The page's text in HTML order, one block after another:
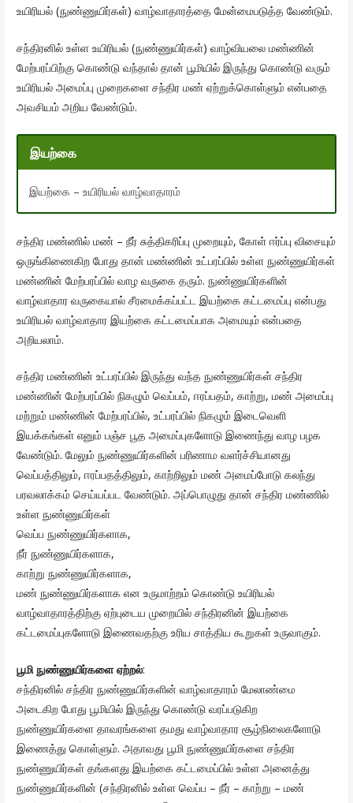
உயிரியல் (நுண்ணுயிர்கள்) வாழ்வாதாரத்தை மேன்மைபடுத்த வேண்டும்.
சந்திரனில் உள்ள உயிரியல் (நுண்ணுயிர்கள்) வாழ்வியலை மண்ணின்
மேற்பரப்பிற்கு கொண்டு வந்தால் தான் பூமியில் இருந்து கொண்டு வரும்
உயிரியல் அமைப்பு முறைகளை சந்திர மண் ஏற்றுக்கொள்ளும் என்பதை
அவசியம் அறிய வேண்டும்.
இயற்கை
இயற்கை – உயிரியல் வாழ்வாதாரம்
சந்திர மண்ணில் மண் – நீர் சுத்திகரிப்பு முறையும், கோள் ஈர்ப்பு விசையும்
ஒருங்கிணைகிற போது தான் மண்ணின் உட்பரப்பில் உள்ள நுண்ணுயிர்கள்
மண்ணின் மேற்பரப்பில் வாழ வருகை தரும். நுண்ணுயிர்களின்
வாழ்வாதார வருகையால் சீரமைக்கப்பட்ட இயற்கை கட்டமைப்பு என்பது
உயிரியல் வாழ்வாதார இயற்கை கட்டமைப்பாக அமையும் என்பதை
அறியலாம்.
சந்திர மண்ணின் உட்பரப்பில் இருந்து வந்த நுண்ணுயிர்கள் சந்திர
மண்ணின் மேற்பரப்பில் நிகழும் வெப்பம், ஈரப்பதம், காற்று, மண் அமைப்பு
மற்றும் மண்ணின் மேற்பரப்பில், உட்பரப்பில் நிகழும் இடைவெளி
இயக்கங்கள் எனும் பஞ்ச பூத அமைப்புகளோடு இணைந்து வாழ பழக
வேண்டும். மேலும் நுண்ணுயிர்களின் பரிணாம வளர்ச்சியானது
வெப்பத்திலும், ஈரப்பதத்திலும், காற்றிலும் மண் அமைப்போடு கலந்து
பரவலாக்கம் செய்யப்பட வேண்டும். அப்பொழுது தான் சந்திர மண்ணில்
உள்ள நுண்ணுயிர்கள்
வெப்ப நுண்ணுயிர்களாக,
நீர் நுண்ணுயிர்களாக,
காற்று நுண்ணுயிர்களாக,
மண் நுண்ணுயிர்களாக என உருமாற்றம் கொண்டு உயிரியல்
வாழ்வாதாரத்திற்கு ஏற்புடைய முறையில் சந்திரனின் இயற்கை
கட்டமைப்புகளோடு இணைவதற்கு உரிய சாத்திய கூறுகள் உருவாகும்.
பூமி நுண்ணுயிர்களை ஏற்றல்:
சந்திரனில் சந்திர நுண்ணுயிர்களின் வாழ்வாதாரம் மேலாண்மை
அடைகிற போது பூமியில் இருந்து கொண்டு வரப்படுகிற
நுண்ணுயிர்களை தாவரங்களை தமது வாழ்வாதார சூழ்நிலைகளோடு
இணைத்து கொள்ளும். அதாவது பூமி நுண்ணுயிர்களை சந்திர
நுண்ணுயிர்கள் தங்களது இயற்கை கட்டமைப்பில் உள்ள அனைத்து
நுண்ணுயிர்களின் (சந்திரனில் உள்ள வெப்ப – நீர் – காற்று – மண்